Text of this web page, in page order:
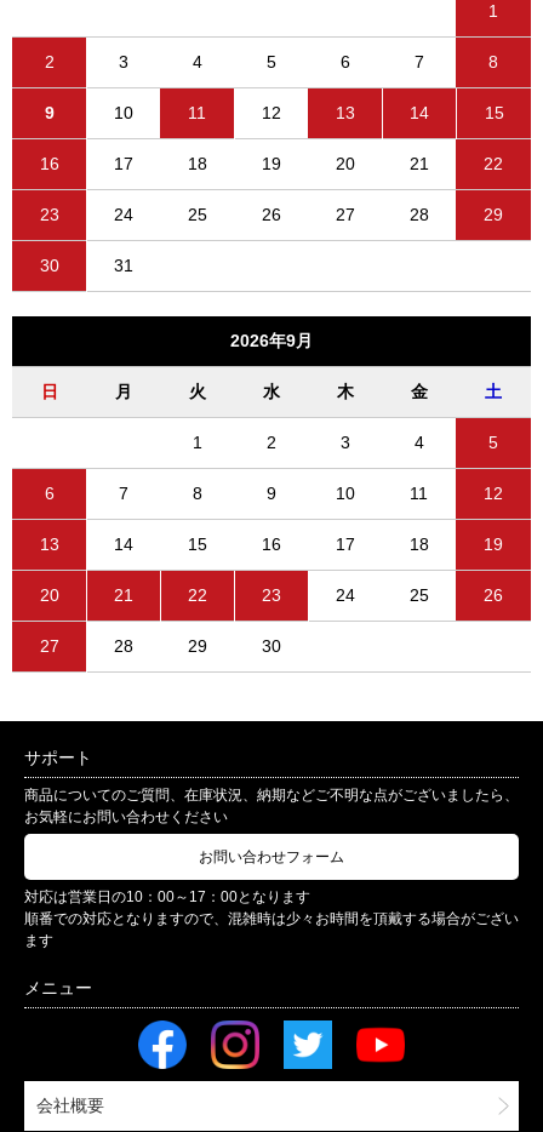
1
2 3 4 5 6 7 8
9 10 11 12 13 14 15
16 17 18 19 20 21 22
23 24 25 26 27 28 29
30 31
2026年9月
日 月 火 水 木 金 土
1 2 3 4 5
6 7 8 9 10 11 12
13 14 15 16 17 18 19
20 21 22 23 24 25 26
27 28 29 30
サポート
商品についてのご質問、在庫状況、納期などご不明な点がございましたら、
お気軽にお問い合わせください
お問い合わせフォーム
対応は営業日の10：00～17：00となります
順番での対応となりますので、混雑時は少々お時間を頂戴する場合がござい
ます
会社概要